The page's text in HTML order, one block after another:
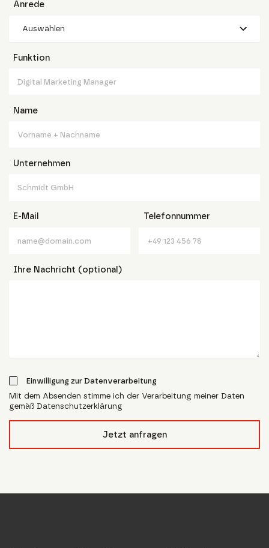
Anrede
Auswählen
Funktion
Name
Unternehmen
E-Mail Telefonnummer
Ihre Nachricht (optional)
Einwilligung zur Datenverarbeitung
Mit dem Absenden stimme ich der Verarbeitung meiner Daten
gemäß Datenschutzerklärung
Jetzt anfragen